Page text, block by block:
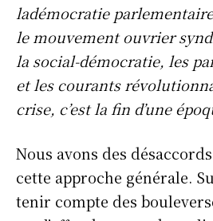
ladémocratie
le mouvement ouvrier
la social-démocratie, les
et les courants
crise, c’est la fin d’une
Nous avons des
cette approche générale.
tenir compte des